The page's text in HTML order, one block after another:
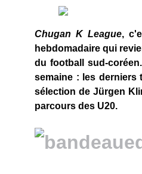
Chugan K League,
hebdomadaire qui
du football sud-
semaine : les derniers
sélection de Jürgen
parcours des U20.